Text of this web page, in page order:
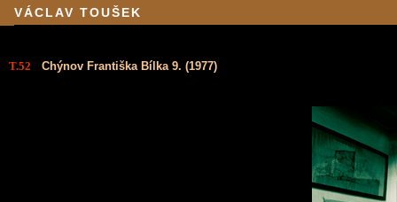
VÁCLAV TOUŠEK
T.52 Chýnov Františka Bílka 9. (1977)